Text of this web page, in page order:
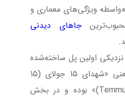
ویژگی‌های معماری و
جاهای دیدنی
نزدیکی اولین پل ساخته‌شده
15 جولای (
15
)» بوده و در بخش